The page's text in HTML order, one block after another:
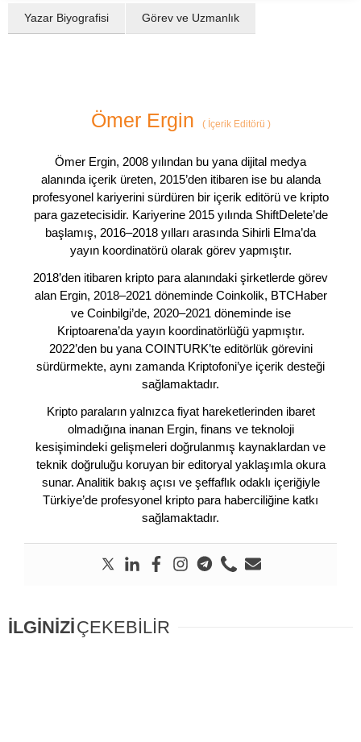
Yazar Biyografisi Görev ve Uzmanlık
Ömer Ergin (İçerik Editörü )
Ömer Ergin, 2008 yılından bu yana dijital medya
alanında içerik üreten, 2015’den itibaren ise bu alanda
profesyonel kariyerini sürdüren bir içerik editörü ve kripto
para gazetecisidir. Kariyerine 2015 yılında ShiftDelete’de
başlamış, 2016–2018 yılları arasında Sihirli Elma’da
yayın koordinatörü olarak görev yapmıştır.
2018’den itibaren kripto para alanındaki şirketlerde görev
alan Ergin, 2018–2021 döneminde Coinkolik, BTCHaber
ve Coinbilgi’de, 2020–2021 döneminde ise
Kriptoarena’da yayın koordinatörlüğü yapmıştır.
2022’den bu yana COINTURK’te editörlük görevini
sürdürmekte, aynı zamanda Kriptofoni’ye içerik desteği
sağlamaktadır.
Kripto paraların yalnızca fiyat hareketlerinden ibaret
olmadığına inanan Ergin, finans ve teknoloji
kesişimindeki gelişmeleri doğrulanmış kaynaklardan ve
teknik doğruluğu koruyan bir editoryal yaklaşımla okura
sunar. Analitik bakış açısı ve şeffaflık odaklı içeriğiyle
Türkiye’de profesyonel kripto para haberciliğine katkı
sağlamaktadır.
İLGİNİZİÇEKEBİLİR